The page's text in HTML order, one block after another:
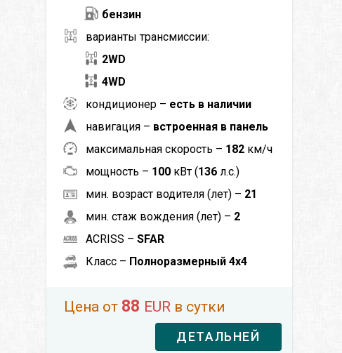
бензин
варианты трансмиссии:
2WD
4WD
кондиционер – есть в наличии
навигация – встроенная в панель
максимальная скорость – 182 км/ч
мощность – 100 кВт (136л.с.)
мин. возраст водителя (лет) – 21
мин. стаж вождения (лет) – 2
ACRISS – SFAR
Класс – Полноразмерный 4x4
Цена от 88 EURв сутки
ДЕТАЛЬНЕЙ